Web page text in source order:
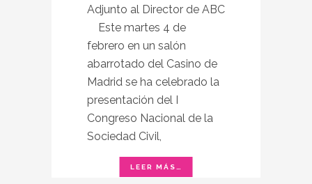
Adjunto al Director de ABC
Este martes 4 de
febrero en un salón
abarrotado del Casino de
Madrid se ha celebrado la
presentación del I
Congreso Nacional de la
Sociedad Civil,